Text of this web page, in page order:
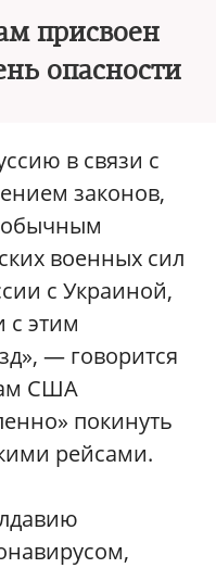
присвоен
опасности
в связи с
законов,
военных сил
с Украиной,
с этим
— говорится
США
покинуть
рейсами.